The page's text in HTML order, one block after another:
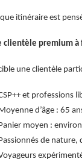
itinéraire est
clientèle premium à
une clientèle
et professions
Moyenne d’âge : 65
Panier moyen :
Passionnés de nature,